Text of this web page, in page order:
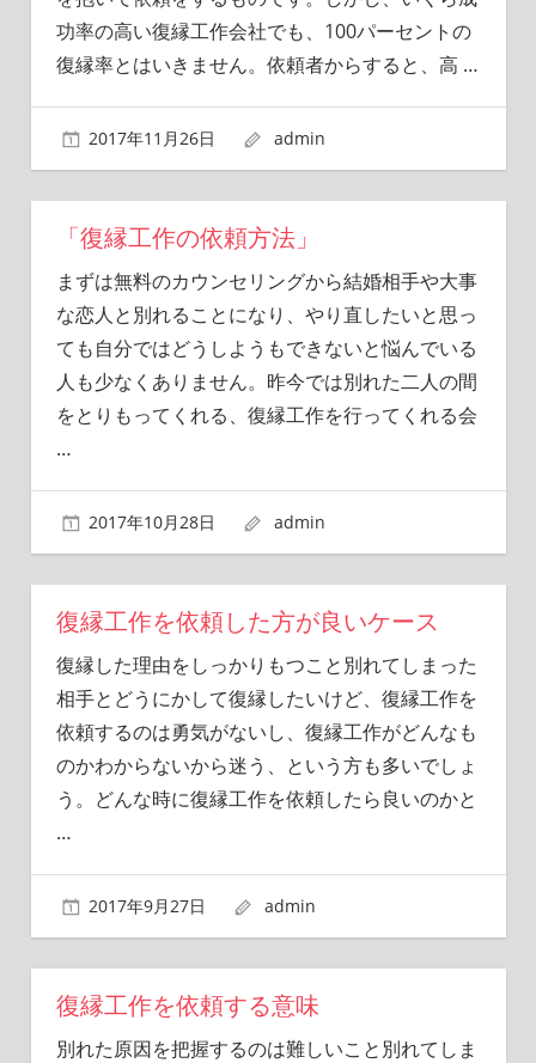
功率の高い復縁工作会社でも、100パーセントの
復縁率とはいきません。依頼者からすると、高 …
2017年11月26日 admin
「復縁工作の依頼方法」
まずは無料のカウンセリングから結婚相手や大事
な恋人と別れることになり、やり直したいと思っ
ても自分ではどうしようもできないと悩んでいる
人も少なくありません。昨今では別れた二人の間
をとりもってくれる、復縁工作を行ってくれる会
…
2017年10月28日 admin
復縁工作を依頼した方が良いケース
復縁した理由をしっかりもつこと別れてしまった
相手とどうにかして復縁したいけど、復縁工作を
依頼するのは勇気がないし、復縁工作がどんなも
のかわからないから迷う、という方も多いでしょ
う。どんな時に復縁工作を依頼したら良いのかと
…
2017年9月27日 admin
復縁工作を依頼する意味
別れた原因を把握するのは難しいこと別れてしま